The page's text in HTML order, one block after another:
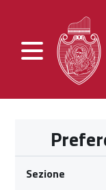
Sezione